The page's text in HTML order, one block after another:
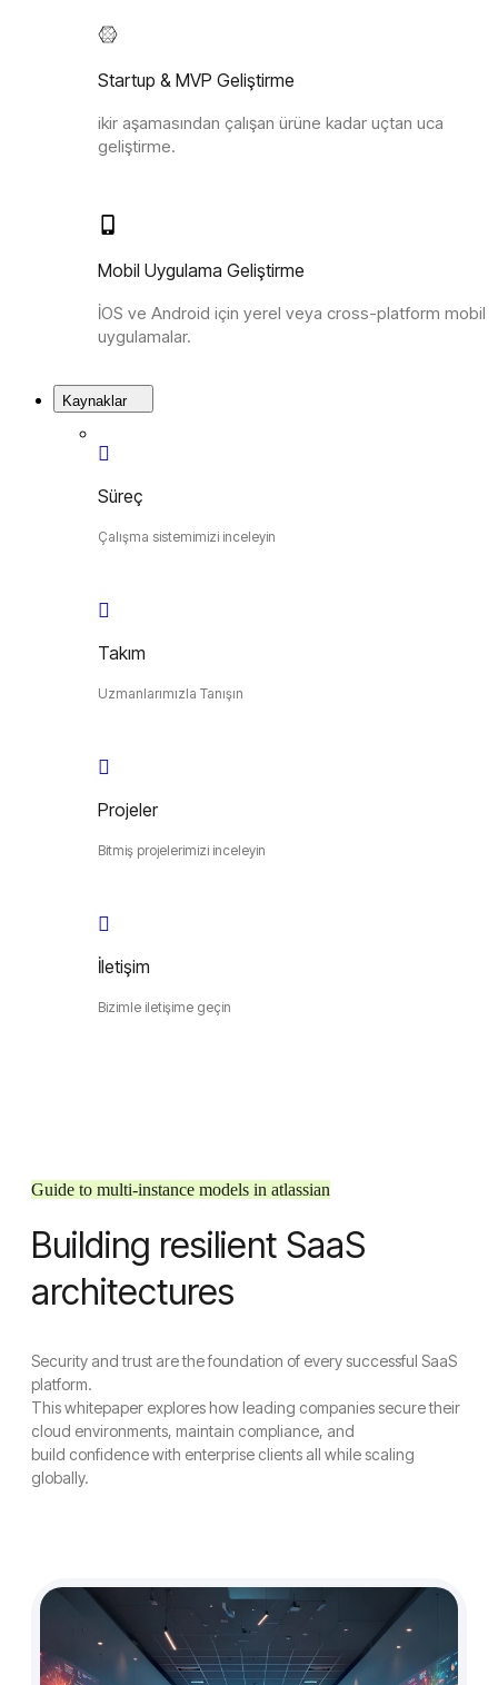
Startup & MVP Geliştirme
ikir aşamasından çalışan ürüne kadar uçtan uca
geliştirme.
Mobil Uygulama Geliştirme
İOS ve Android için yerel veya cross-platform mobil
uygulamalar.
Kaynaklar
Süreç
Çalışma sistemimizi inceleyin
Takım
Uzmanlarımızla Tanışın
Projeler
Bitmiş projelerimizi inceleyin
İletişim
Bizimle iletişime geçin
Guide to multi-instance models in atlassian
Building resilient SaaS
architectures
Security and trust are the foundation of every successful SaaS
platform.
This whitepaper explores how leading companies secure their
cloud environments, maintain compliance, and
build confidence with enterprise clients all while scaling
globally.